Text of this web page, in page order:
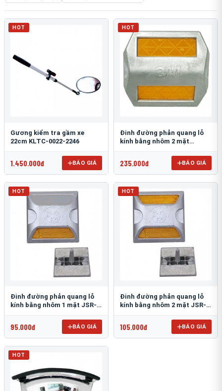
HOT
Gương kiểm tra gầm xe
22cm KLTC-0022-2246
1.450.000đ BÁO GIÁ
HOT
Đinh đường phản quang lỗ
kính bằng nhôm 2 mặt
235.000đ BÁO GIÁ
HOT
Đinh đường phản quang lỗ
kính bằng nhôm 1 mặt JSR-
95.000đ BÁO GIÁ
HOT
Đinh đường phản quang lỗ
kính bằng nhôm 2 mặt JSR-
105.000đ BÁO GIÁ
HOT